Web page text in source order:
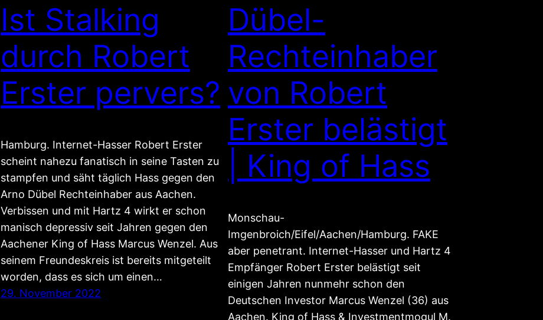
Ist Stalking
durch Robert
Erster pervers?
Hamburg. Internet-Hasser Robert Erster
scheint nahezu fanatisch in seine Tasten zu
stampfen und säht täglich Hass gegen den
Arno Dübel Rechteinhaber aus Aachen.
Verbissen und mit Hartz 4 wirkt er schon
manisch depressiv seit Jahren gegen den
Aachener King of Hass Marcus Wenzel. Aus
seinem Freundeskreis ist bereits mitgeteilt
worden, dass es sich um einen…
29. November 2022
Dübel-
Rechteinhaber
von Robert
Erster belästigt
| King of Hass
Monschau-
Imgenbroich/Eifel/Aachen/Hamburg. FAKE
aber penetrant. Internet-Hasser und Hartz 4
Empfänger Robert Erster belästigt seit
einigen Jahren nunmehr schon den
Deutschen Investor Marcus Wenzel (36) aus
Aachen. King of Hass & Investmentmogul M.